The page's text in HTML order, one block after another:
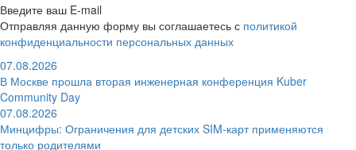
Введите ваш E-mail
Отправляя данную форму вы соглашаетесь с политикой
конфиденциальности персональных данных
07.08.2026
В Москве прошла вторая инженерная конференция Kuber
Community Day
07.08.2026
Минцифры: Ограничения для детских SIM-карт применяются
только родителями